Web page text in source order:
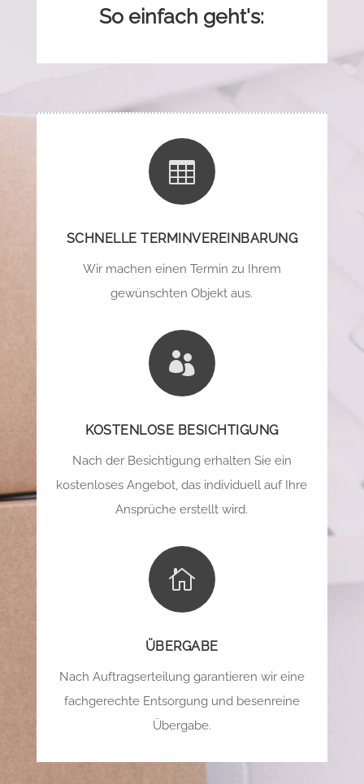
So einfach geht's:

SCHNELLE TERMINVEREINBARUNG
Wir machen einen Termin zu Ihrem
gewünschten Objekt aus.

KOSTENLOSE BESICHTIGUNG
Nach der Besichtigung erhalten Sie ein
kostenloses Angebot, das individuell auf Ihre
Ansprüche erstellt wird.

ÜBERGABE
Nach Auftragserteilung garantieren wir eine
fachgerechte Entsorgung und besenreine
Übergabe.